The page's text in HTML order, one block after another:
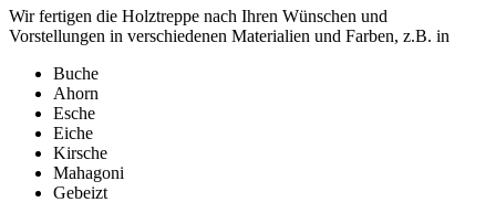
Wir fertigen die Holztreppe nach Ihren Wünschen und
Vorstellungen in verschiedenen Materialien und Farben, z.B. in
Buche
Ahorn
Esche
Eiche
Kirsche
Mahagoni
Gebeizt